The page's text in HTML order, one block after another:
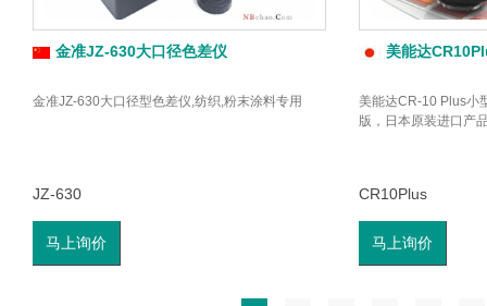
金准JZ-630大口径色差仪
金准JZ-630大口径型色差仪,纺织,粉末涂料专用
JZ-630
马上询价
美能达
美能达CR-10 Plus小
版，日本原装进口产
CR10Plus
马上询价